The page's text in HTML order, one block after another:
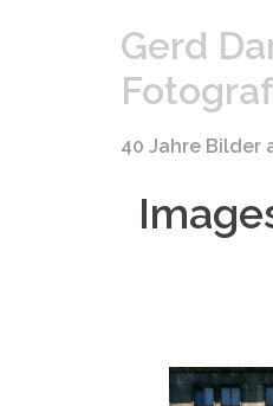
Gerd
Fotograf
40 Jahre Bilder